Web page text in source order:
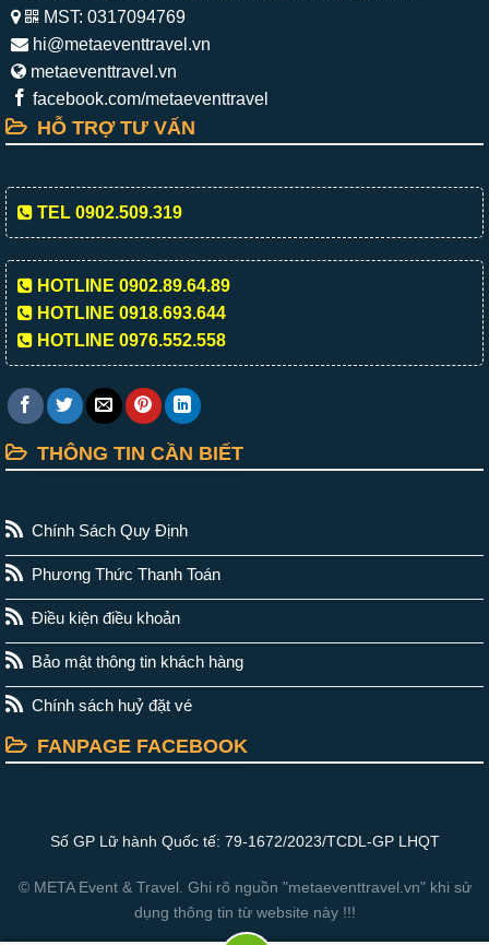
MST: 0317094769
hi@metaeventtravel.vn
metaeventtravel.vn
facebook.com/metaeventtravel
HỖ TRỢ TƯ VẤN
TEL 0902.509.319
HOTLINE 0902.89.64.89
HOTLINE 0918.693.644
HOTLINE 0976.552.558
THÔNG TIN CẦN BIẾT
Chính Sách Quy Định
Phương Thức Thanh Toán
Điều kiện điều khoản
Bảo mật thông tin khách hàng
Chính sách huỷ đặt vé
FANPAGE FACEBOOK
Số GP Lữ hành Quốc tế: 79-1672/2023/TCDL-GP LHQT
© META Event & Travel. Ghi rõ nguồn "metaeventtravel.vn" khi sử
dụng thông tin từ website này !!!